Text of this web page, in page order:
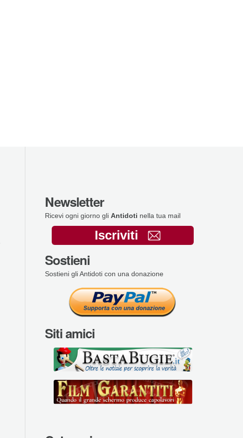
Newsletter
Ricevi ogni giorno gli Antidoti nella tua mail
Iscriviti
Sostieni
Sostieni gli Antidoti con una donazione
Siti amici